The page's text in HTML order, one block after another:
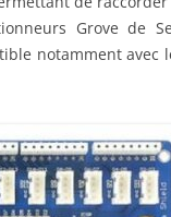
Grove de
notamment avec